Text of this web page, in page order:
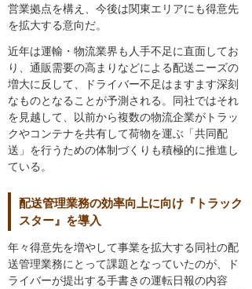
営業拠点を構え、今後は関東エリアにも得意先
を拡大する意向だ。
近年は運輸・物流業界も人手不足に直面してお
り、通販需要の高まりなどによる配送ニーズの
増大に反して、ドライバー不足はますます深刻
なものとなることが予測される。同社ではそれ
を見越して、以前から複数の物流企業がトラッ
クやコンテナを共有して荷物を運ぶ「共同配
送」を行うための体制づくりも積極的に推進し
ている。
配送管理業務の効率向上に向け『トラック
スター』を導入
年々得意先を増やして事業を拡大する同社の配
送管理業務にとって課題となっていたのが、ド
ライバーが提出する手書きの運転日報の内容